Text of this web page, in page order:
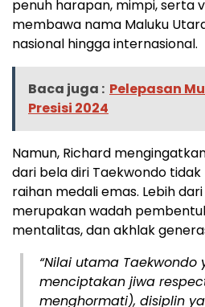
penuh harapan, mimpi, serta
membawa nama Maluku
nasional hingga internasional.
Baca juga : Pelepasan
Presisi 2024
Namun, Richard
dari bela diri Taekwondo
raihan medali emas. Lebih
merupakan wadah
mentalitas, dan akhlak
“Nilai utama
menciptakan jiwa
menghormati), disiplin